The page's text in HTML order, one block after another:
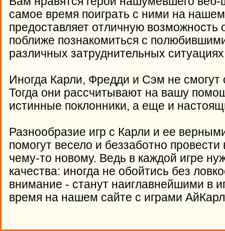
самое время поиграть с ними на
предоставляет отличную возможность
поближе познакомиться с
различных затруднительных
Иногда Карли, Фредди и Сэм не смогут
Тогда они рассчитывают на вашу
истинные поклонники, а еще и
Разнообразие игр с Карли и ее
помогут весело и беззаботно
чему-то новому. Ведь в каждой игре
качества: иногда не обойтись без
внимание - станут наиглавнейшими в
время на нашем сайте с играми